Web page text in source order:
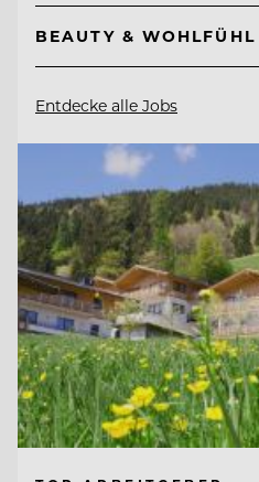
BEAUTY &
Entdecke alle Jobs